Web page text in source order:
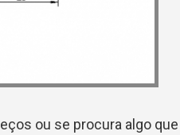
ou se procura algo